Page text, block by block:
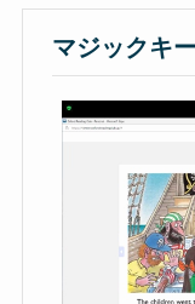
マジックキー